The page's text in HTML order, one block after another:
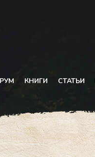
КНИГИ СТАТЬИ